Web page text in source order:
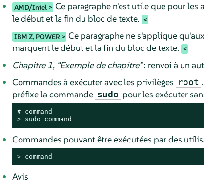
AMD/Intel
Ce paragraphe n'est utile que pour
le début et la fin du bloc de texte.
IBM Z, POWER Ce paragraphe ne s'applique
marquent le début et la fin du bloc de texte.
Chapitre 1, “Exemple de chapitre”: renvoi à un
Commandes à exécuter avec les privilèges root
préfixe la commande sudo pour les exécuter
# command
> sudo command
Commandes pouvant être exécutées par des
> command
Avis